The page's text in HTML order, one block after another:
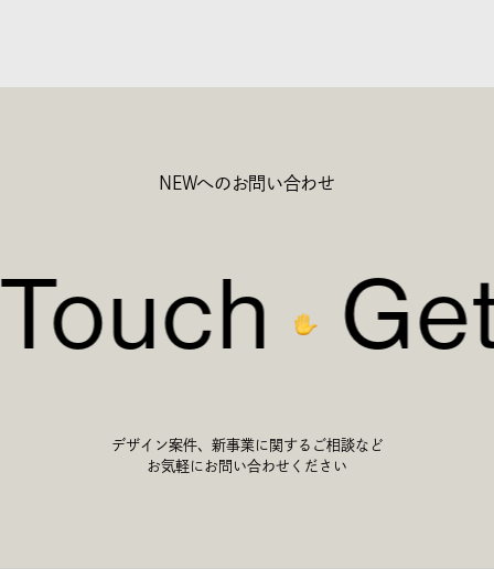
NEWへのお問い合わせ
デザイン案件、新事業に関するご相談など
お気軽にお問い合わせください